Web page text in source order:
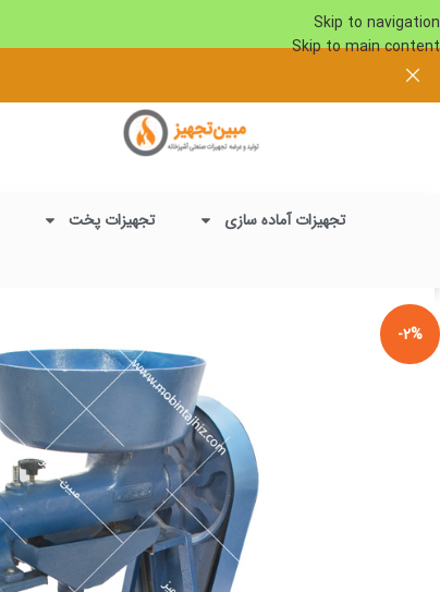
Skip to navigation
Skip to main content
تجهیزات آماده سازی تجهیزات پخت
-2%